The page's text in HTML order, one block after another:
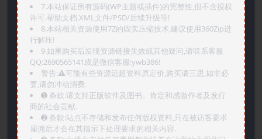
7.本站保证所有源码(WP主题或插件)的完整性,但不含授权
许可.帮助文档.XML文件/PSD/后续升级等!
8.本站相关资源使用7Z的固实压缩技术,建议使用360Zip进
行解压!
9.如果购买后发现资源链接失效或其他疑问,请联系客服
QQ:2690565141或是微信客服:ywb386!
警告:⚠️可能有些资源远超资料原定价,购买请三思,如非必
要,请勿冲动消费.
➊️ 条款:请支持正版软件及图书。肯定和感激作者及发行
商的社会贡献.
➋️ 条款:站点不存储和发布任何版权资料,只在被访客要求
雇佣后才会在其指示下处理要求的相关内容.